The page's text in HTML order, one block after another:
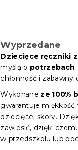
Wyprzedane
Dziecięce ręczniki z
myślą o potrzebach
chłonność i
Wykonane ze 100%
gwarantuje miękkość
dziecięcej skóry.
zawiesić, dzięki
w przedszkolu lub